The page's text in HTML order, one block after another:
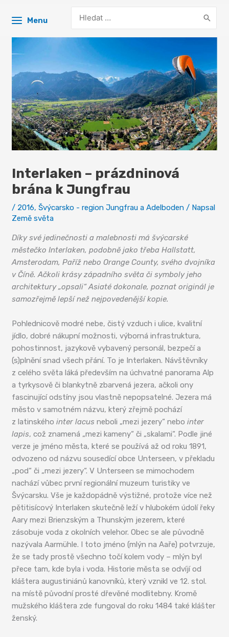
Menu
for:
Interlaken – prázdninová
brána k Jungfrau
/ 2016,Švýcarsko - region Jungfrau a Adelboden / Napsal
Země světa
Díky své jedinečnosti a malebnosti má švýcarské
městečko Interlaken, podobně jako třeba Hallstatt,
Amsterodam, Paříž nebo Orange County, svého dvojníka
v Číně. Ačkoli krásy západního světa či symboly jeho
architektury „opsali“ Asiaté dokonale, poznat originál je
samozřejmě lepší než nejpovedenější kopie.
Pohlednicově modré nebe, čistý vzduch i ulice, kvalitní
jídlo, dobré nákupní možnosti, výborná infrastruktura,
pohostinnost, jazykově vybavený personál, bezpečí a
(s)plnění snad všech přání. To je Interlaken. Návštěvníky
z celého světa láká především na úchvatné panorama Alp
a tyrkysově či blankytně zbarvená jezera, ačkoli ony
fascinující odstíny jsou vlastně nepopsatelné. Jezera má
město v samotném názvu, který zřejmě pochází
z latinskéhointer lacus neboli „mezi jezery“ nebointer
lapis, což znamená „mezi kameny“ či „skalami“. Podle jiné
verze je jméno města, které se používá až od roku 1891,
odvozeno od názvu sousedící obce Unterseen, v překladu
„pod“ či „mezi jezery“. V Unterseen se mimochodem
nachází vůbec první regionální muzeum turistiky ve
Švýcarsku. Vše je každopádně výstižné, protože více než
pětitisícový Interlaken skutečně leží v hlubokém údolí řeky
Aary mezi Brienzským a Thunským jezerem, které
zásobuje voda z okolních velehor. Obec se ale původně
nazývala Aarmühle. I toto jméno (mlýn na Aaře) potvrzuje,
že se tady prostě všechno točí kolem vody – mlýn byl
přece tam, kde byla i voda. Historie města se odvíjí od
kláštera augustiniánů kanovníků, který vznikl ve 12. stol.
na místě původní prosté dřevěné modlitebny. Kromě
mužského kláštera zde fungoval do roku 1484 také klášter
ženský.